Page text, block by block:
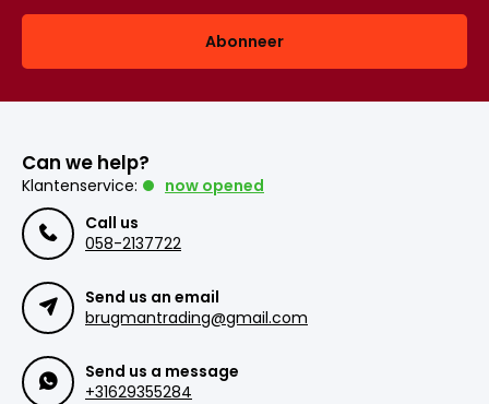
Abonneer
Can we help?
Klantenservice:
now opened
Call us
058-2137722
Send us an email
brugmantrading@gmail.com
Send us a message
+31629355284